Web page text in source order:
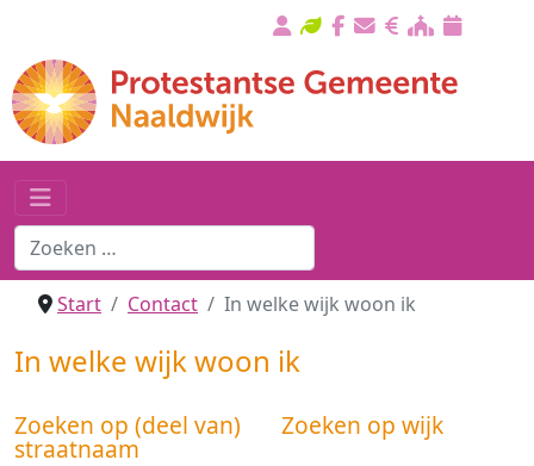
Start Contact In welke wijk woon ik
In welke wijk woon ik